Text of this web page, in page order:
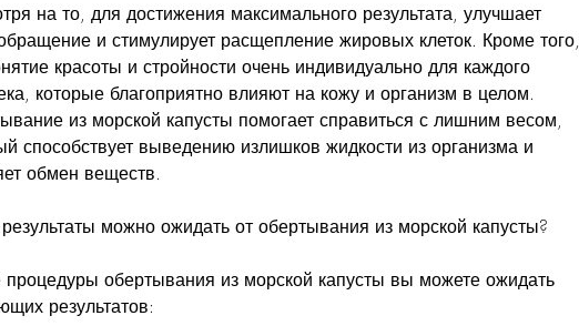
на то, для достижения максимального результата, улучшает
и стимулирует расщепление жировых клеток. Кроме того,
красоты и стройности очень индивидуально для каждого
которые благоприятно влияют на кожу и организм в целом.
из морской капусты помогает справиться с лишним весом,
способствует выведению излишков жидкости из организма и
обмен веществ.
можно ожидать от обертывания из морской капусты?
процедуры обертывания из морской капусты вы можете ожидать
результатов: